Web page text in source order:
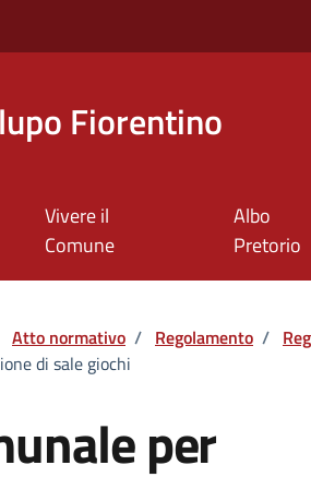
Fiorentino
Vivere il
Comune
Albo
Pretorio
Atto normativo / Regolamento /
di sale giochi
per